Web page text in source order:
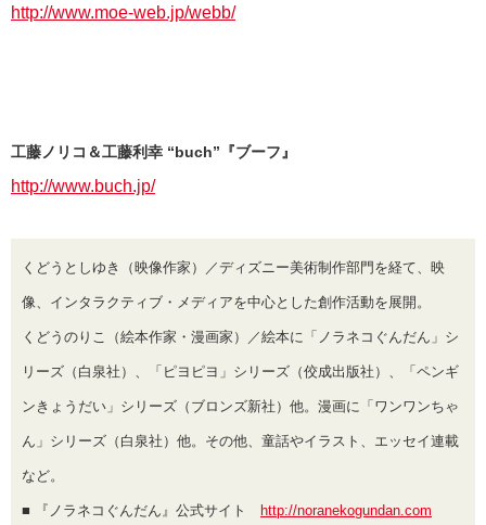
http://www.moe-web.jp/webb/
工藤ノリコ＆工藤利幸 “buch”『ブーフ』
http://www.buch.jp/
くどうとしゆき（映像作家）／ディズニー美術制作部門を経て、映
像、インタラクティブ・メディアを中心とした創作活動を展開。
くどうのりこ（絵本作家・漫画家）／絵本に「ノラネコぐんだん」シ
リーズ（白泉社）、「ピヨピヨ」シリーズ（佼成出版社）、「ペンギ
ンきょうだい」シリーズ（ブロンズ新社）他。漫画に「ワンワンちゃ
ん」シリーズ（白泉社）他。その他、童話やイラスト、エッセイ連載
など。
■ 『ノラネコぐんだん』公式サイト http://noranekogundan.com